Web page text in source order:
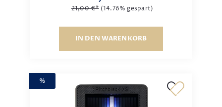
21,00 €* (14.76% gespart)
IN DEN WARENKORB
%